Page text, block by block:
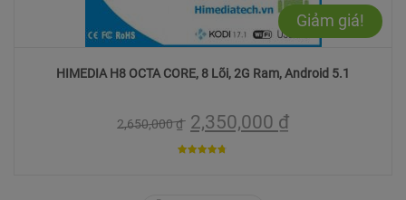
Giảm giá!
HIMEDIA H8 OCTA CORE, 8 Lõi, 2G Ram, Android 5.1
2,650,000₫ 2,350,000 ₫